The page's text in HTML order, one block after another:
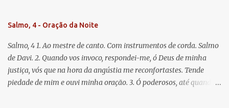
Vós morra eu! Nas contas pequenas: Sacramento de Amor!
que nos salva, dá-nos Vossa força, Vosso perdão e a Vossa
misericórdia. (no fim) Rezar 3 vezes: Louvores e graças se deem a
cada momento ao Santíssimo e Diviníssimo Sacramento.
Salmo, 4 - Oração da Noite
Salmo, 4 1. Ao mestre de canto. Com instrumentos de corda. Salmo
de Davi. 2. Quando vos invoco, respondei-me, ó Deus de minha
justiça, vós que na hora da angústia me reconfortastes. Tende
piedade de mim e ouvi minha oração. 3. Ó poderosos, até quando